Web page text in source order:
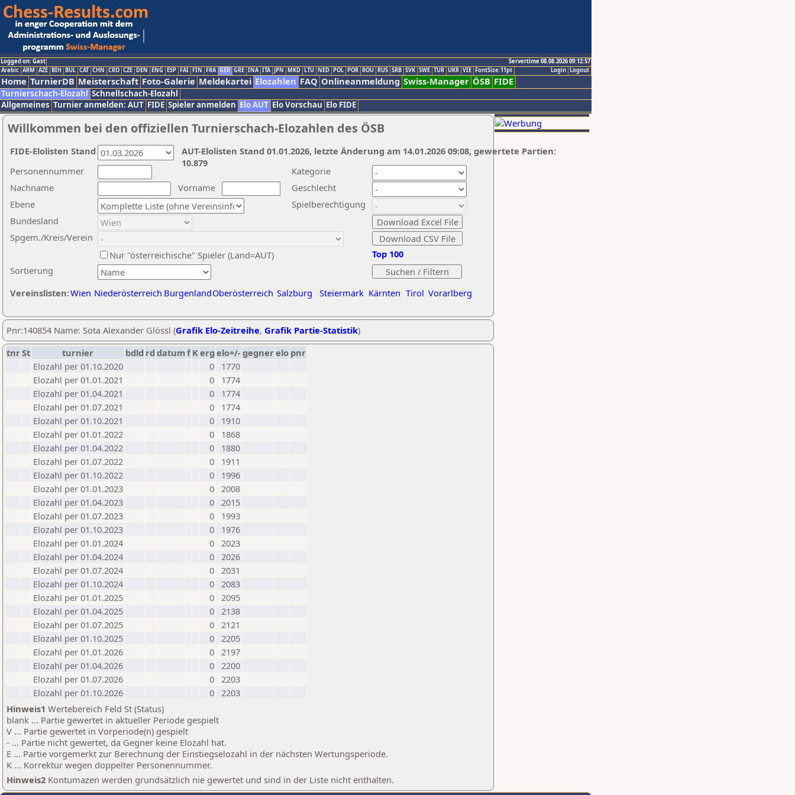
Logged on: Gast
Servertime 08.08.2026 09:12:57
Logout
Login
Arabic ARM AZE BIH BUL CAT CHN CRO CZE DEN ENG ESP FAI FIN FRA GER GRE INA ITA JPN MKD LTU NED POL POR ROU RUS SRB SVK SWE TUR UKR VIE FontSize:11pt
Home TurnierDB Meisterschaft Foto-Galerie Meldekartei Elozahlen FAQ Onlineanmeldung Swiss-Manager ÖSB FIDE
Turnierschach-Elozahl Schnellschach-Elozahl
Allgemeines Turnier anmelden: AUT FIDE Spieler anmelden Elo AUT Elo Vorschau Elo FIDE
Willkommen bei den offiziellen Turnierschach-Elozahlen des ÖSB
Nachname
Vorname
Ebene
Kategorie
Sortierung
Personennummer
Bundesland
Spgem./Kreis/Verein
Geschlecht
Nur "österreichische" Spieler (Land=AUT)
Spielberechtigung
Vereinslisten:Wien Niederösterreich BurgenlandOberösterreich Salzburg Steiermark Kärnten Tirol Vorarlberg
Top 100
AUT-Elolisten Stand 01.01.2026, letzte Änderung am 14.01.2026 09:08, gewertete Partien:
10.879
FIDE-Elolisten Stand
Pnr:140854 Name: Sota Alexander Glössl (Grafik Elo-Zeitreihe, Grafik Partie-Statistik)
tnrSt turnier bdld rd datumf Kerg elo+/-gegnerelo pnr
Elozahl per 01.10.2020
0
1770
Elozahl per 01.01.2021
0
1774
Elozahl per 01.04.2021
0
1774
Elozahl per 01.07.2021
0
1774
Elozahl per 01.10.2021
0
1910
Elozahl per 01.01.2022
0
1868
Elozahl per 01.04.2022
0
1880
Elozahl per 01.07.2022
0
1911
Elozahl per 01.10.2022
0
1996
Elozahl per 01.01.2023
0 2008
Elozahl per 01.04.2023
0 2015
Elozahl per 01.07.2023
0
1993
Elozahl per 01.10.2023
0
1976
Elozahl per 01.01.2024
0 2023
Elozahl per 01.04.2024
0 2026
Elozahl per 01.07.2024
0 2031
Elozahl per 01.10.2024
0 2083
Elozahl per 01.01.2025
0 2095
Elozahl per 01.04.2025
0 2138
Elozahl per 01.07.2025
0 2121
Elozahl per 01.10.2025
0 2205
Elozahl per 01.01.2026
0 2197
Elozahl per 01.04.2026
0 2200
Elozahl per 01.07.2026
0 2203
Elozahl per 01.10.2026
0 2203
Hinweis1 Wertebereich Feld St (Status)
blank ... Partie gewertet in aktueller Periode gespielt
V ... Partie gewertet in Vorperiode(n) gespielt
- ... Partie nicht gewertet, da Gegner keine Elozahl hat.
E ... Partie vorgemerkt zur Berechnung der Einstiegselozahl in der nächsten Wertungsperiode.
K ... Korrektur wegen doppelter Personennummer.
Hinweis2 Kontumazen werden grundsätzlich nie gewertet und sind in der Liste nicht enthalten.